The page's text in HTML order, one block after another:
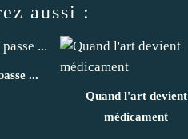
aussi :
...
Quand l'art devient
médicament